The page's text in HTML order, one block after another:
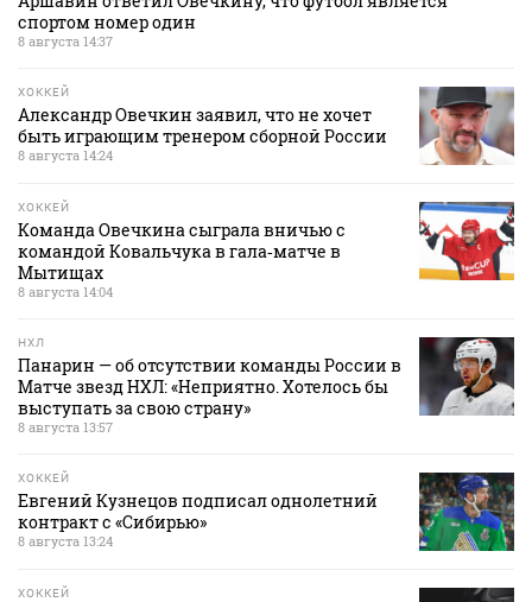
спортом номер один
8 августа 14:37
ХОККЕЙ
Александр Овечкин заявил, что не хочет
быть играющим тренером сборной России
8 августа 14:24
ХОККЕЙ
Команда Овечкина сыграла вничью с
командой Ковальчука в гала‑матче в
Мытищах
8 августа 14:04
НХЛ
Панарин — об отсутствии команды России в
Матче звезд НХЛ: «Неприятно. Хотелось бы
выступать за свою страну»
8 августа 13:57
ХОККЕЙ
Евгений Кузнецов подписал однолетний
контракт с «Сибирью»
8 августа 13:24
ХОККЕЙ